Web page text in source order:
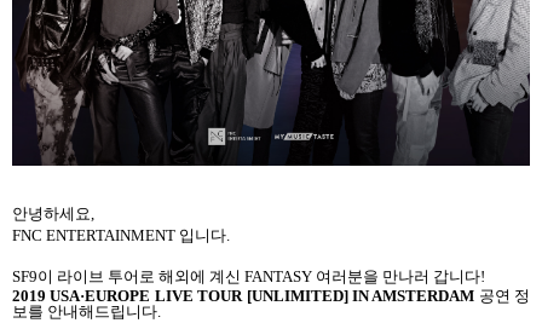
안녕하세요,
FNC ENTERTAINMENT 입니다.
SF9이 라이브 투어로 해외에 계신 FANTASY 여러분을 만나러 갑니다!
2019 USA·EUROPE LIVE TOUR [UNLIMITED] IN AMSTERDAM 공연 정
보를 안내해드립니다.